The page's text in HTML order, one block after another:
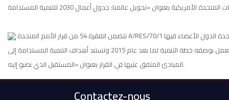
وعددها 193 دولة والمجتمع المدني العالمي والقرار هو اتفاق حكومي دولي واسع النطاق يعمل بوصفه خطة التنمية لما بعد عام 2015 وتستند أهداف التنمية المستدامة إلى
المبادئ المتفق عليها في القرار بعنوان «المستقبل الذي نصبو إليه.